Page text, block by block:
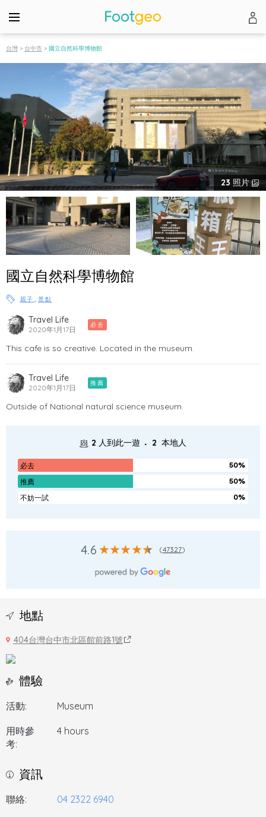
台灣 > 台中市 > 國立自然科學博物館
23 照片
國立自然科學博物館
親子 ,景點
Travel Life
2020年1月17日
必去
This cafe is so creative. Located in the museum.
Travel Life
2020年1月17日
推薦
Outside of National natural science museum.
2 人到此一遊 . 2 本地人
必去
50%
推薦
50%
不妨一試
0%
4.6 (47327)
地點
404台灣台中市北區館前路1號
體驗
活動: Museum
用時參
考:
4 hours
資訊
聯絡: 04 2322 6940